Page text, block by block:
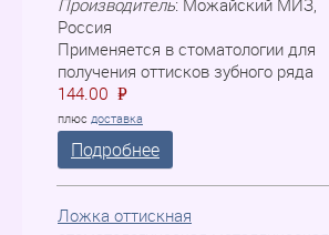
Производитель: Можайский МИЗ,
Россия
Применяется в стоматологии для
получения оттисков зубного ряда
144.00
=
P
плюс доставка
Подробнее
Ложка оттискная